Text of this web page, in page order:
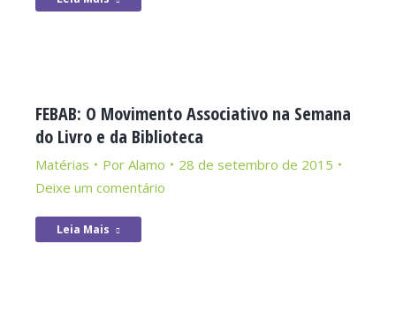
FEBAB: O Movimento Associativo na Semana
do Livro e da Biblioteca
Matérias Por Alamo
28 de setembro de 2015
Deixe um comentário
Leia Mais